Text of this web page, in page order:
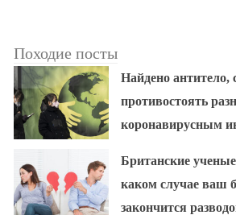
Походие посты
Найдено антитело,
противостоять
коронавирусным
Британские
каком случае ваш
закончится